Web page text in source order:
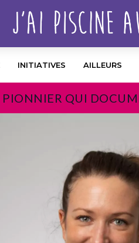
INITIATIVES AILLEURS
QUI